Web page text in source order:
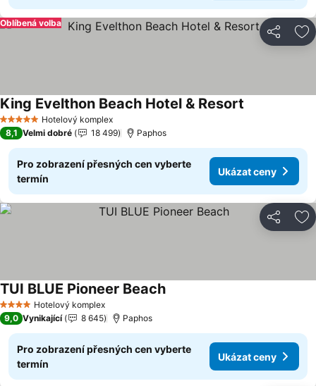
Sdílet
Oblíbená volba
5 Počet hvězdičekHotelový komplex
King Evelthon Beach Hotel & Resort
8,1 Velmi dobré 18 499 Paphos
Pro zobrazení přesných cen vyberte
termín
Ukázat ceny
Sdílet
4 Počet hvězdiček
Hotelový komplex
TUI BLUE Pioneer Beach
9,0 Vynikající 8 645 Paphos
Pro zobrazení přesných cen vyberte
termín
Ukázat ceny